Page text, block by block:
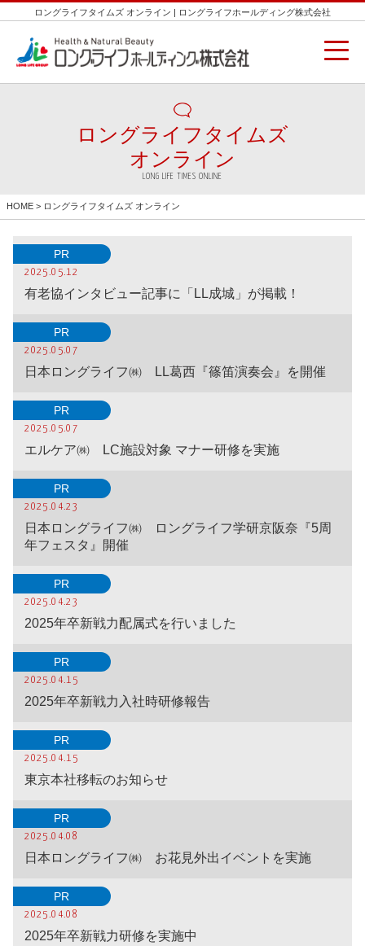
ロングライフタイムズ オンライン | ロングライフホールディング株式会社
ロングライフタイムズ
オンライン
LONG LIFE TIMES ONLINE
HOME > ロングライフタイムズ オンライン
PR
2025.05.12
有老協インタビュー記事に「LL成城」が掲載！
PR
2025.05.07
日本ロングライフ㈱ LL葛西『篠笛演奏会』を開催
PR
2025.05.07
エルケア㈱ LC施設対象 マナー研修を実施
PR
2025.04.23
日本ロングライフ㈱ ロングライフ学研京阪奈『5周
年フェスタ』開催
PR
2025.04.23
2025年卒新戦力配属式を行いました
PR
2025.04.15
2025年卒新戦力入社時研修報告
PR
2025.04.15
東京本社移転のお知らせ
PR
2025.04.08
日本ロングライフ㈱ お花見外出イベントを実施
PR
2025.04.08
2025年卒新戦力研修を実施中